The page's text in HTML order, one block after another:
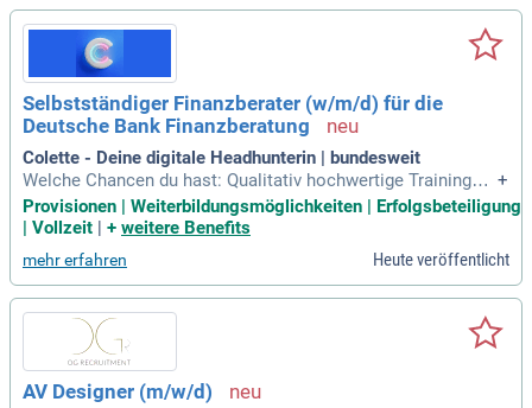
Selbstständiger Finanzberater (w/m/d) für die
Deutsche Bank Finanzberatung
Colette - Deine digitale Headhunterin | bundesweit
Welche Chancen du hast: Qualitativ hochwertige Trainings-
und Weiterbildungsangebote; Fachspezifische Weiterbildung
en in Kooperation mit der Frankfurt School of Finance mögli
g einer eigenen Finanzagentur
+
Provisionen | Weiterbildungsmöglichkeiten | Erfolgsbeteiligung
| Vollzeit | + weitere Benefits
mehr erfahren Heute veröffentlicht
AV Designer (m/w/d)